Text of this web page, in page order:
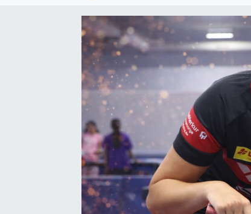
Buz Hokeyi
Buz Pateni
Çim Hokeyi
Cimnastik
Dans Sporları